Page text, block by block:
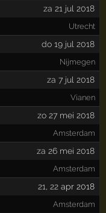
za 21 jul 2018
Utrecht
do 19 jul 2018
Nijmegen
za 7 jul 2018
Vianen
zo 27 mei 2018
Amsterdam
za 26 mei 2018
Amsterdam
21, 22apr 2018
Amsterdam